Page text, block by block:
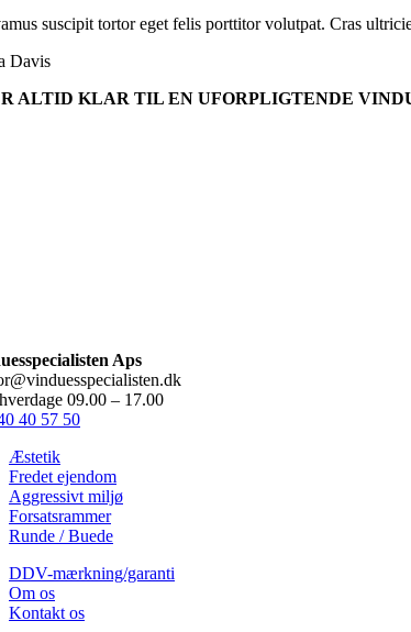
suscipit tortor eget felis porttitor volutpat. Cras
Davis
ALTID KLAR TIL EN UFORPLIGTENDE
Aps
09.00 – 17.00
40 57 50
Æstetik
Fredet ejendom
Aggressivt miljø
Forsatsrammer
Runde / Buede
DDV-mærkning/garanti
Om os
Kontakt os